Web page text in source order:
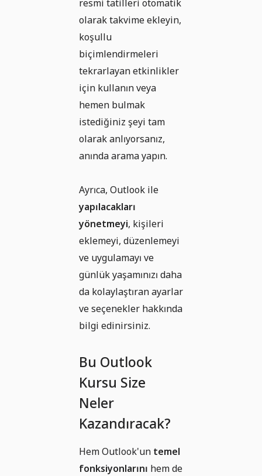
resmi tatilleri otomatik
olarak takvime ekleyin,
koşullu
biçimlendirmeleri
tekrarlayan etkinlikler
için kullanın veya
hemen bulmak
istediğiniz şeyi tam
olarak anlıyorsanız,
anında arama yapın.
Ayrıca, Outlook ile
yapılacakları
yönetmeyi, kişileri
eklemeyi, düzenlemeyi
ve uygulamayı ve
günlük yaşamınızı daha
da kolaylaştıran ayarlar
ve seçenekler hakkında
bilgi edinirsiniz.
Bu Outlook
Kursu Size
Neler
Kazandıracak?
Hem Outlook'un temel
fonksiyonlarını hem de